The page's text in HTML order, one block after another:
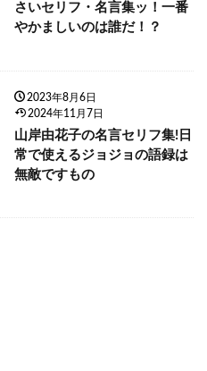
さいセリフ・名言集ッ！一番
やかましいのは誰だ！？
2023年8月6日
2024年11月7日
山岸由花子の名言セリフ集!日
常で使えるジョジョの語録は
無敵ですもの